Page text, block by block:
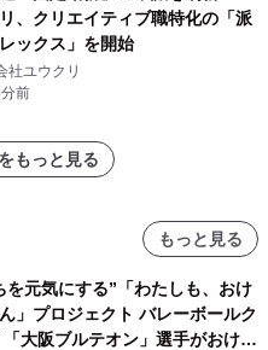
、クリエイティブ職特化の「派
ックス」を開始
社ユウクリ
前
もっと見る
もっと見る
を元気にする”「わたしも、おけ
」プロジェクト バレーボールク
「大阪ブルテオン」選手がおけい